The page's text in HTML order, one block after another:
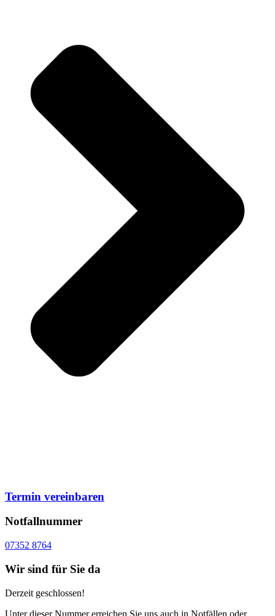
Termin vereinbaren
Notfallnummer
07352 8764
Wir sind für Sie da
Derzeit geschlossen!
Unter dieser Nummer erreichen Sie uns auch in Notfällen oder